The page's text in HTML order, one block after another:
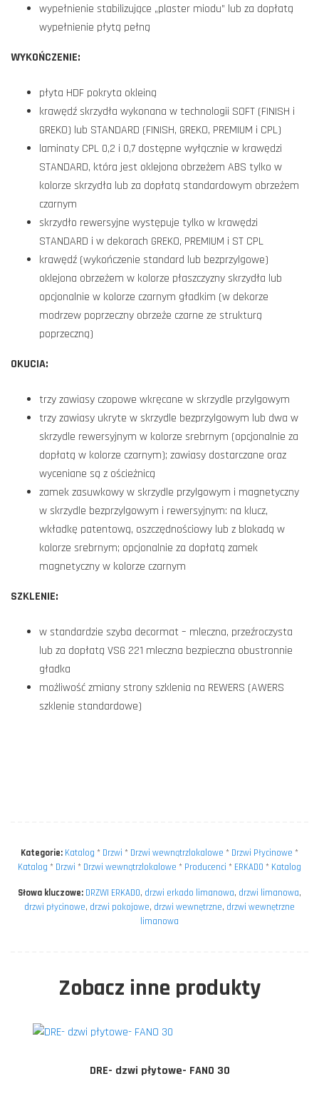
wypełnienie stabilizujące „plaster miodu” lub za dopłatą
wypełnienie płytą pełną
WYKOŃCZENIE:
płyta HDF pokryta okleiną
krawędź skrzydła wykonana w technologii SOFT (FINISH i
GREKO) lub STANDARD (FINISH, GREKO, PREMIUM i CPL)
laminaty CPL 0,2 i 0,7 dostępne wyłącznie w krawędzi
STANDARD, która jest oklejona obrzeżem ABS tylko w
kolorze skrzydła lub za dopłatą standardowym obrzeżem
czarnym
skrzydło rewersyjne występuje tylko w krawędzi
STANDARD i w dekorach GREKO, PREMIUM i ST CPL
krawędź (wykończenie standard lub bezprzylgowe)
oklejona obrzeżem w kolorze płaszczyzny skrzydła lub
opcjonalnie w kolorze czarnym gładkim (w dekorze
modrzew poprzeczny obrzeże czarne ze strukturą
poprzeczną)
OKUCIA:
trzy zawiasy czopowe wkręcane w skrzydle przylgowym
trzy zawiasy ukryte w skrzydle bezprzylgowym lub dwa w
skrzydle rewersyjnym w kolorze srebrnym (opcjonalnie za
dopłatą w kolorze czarnym); zawiasy dostarczane oraz
wyceniane są z ościeżnicą
zamek zasuwkowy w skrzydle przylgowym i magnetyczny
w skrzydle bezprzylgowym i rewersyjnym: na klucz,
wkładkę patentową, oszczędnościowy lub z blokadą w
kolorze srebrnym; opcjonalnie za dopłatą zamek
magnetyczny w kolorze czarnym
SZKLENIE:
w standardzie szyba decormat – mleczna, przeźroczysta
lub za dopłatą VSG 221 mleczna bezpieczna obustronnie
gładka
możliwość zmiany strony szklenia na REWERS (AWERS
szklenie standardowe)
Kategorie: Katalog * Drzwi * Drzwi wewnątrzlokalowe * Drzwi Płycinowe *
Katalog * Drzwi * Drzwi wewnątrzlokalowe * Producenci * ERKADO * Katalog
Słowa kluczowe: DRZWI ERKADO, drzwi erkado limanowa, drzwi limanowa,
drzwi płycinowe, drzwi pokojowe, drzwi wewnętrzne, drzwi wewnętrzne
limanowa
Zobacz inne produkty
DRE- dzwi płytowe- FANO 30